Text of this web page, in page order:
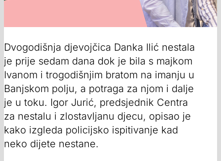
Dvogodišnja djevojčica Danka Ilić nestala
je prije sedam dana dok je bila s majkom
Ivanom i trogodišnjim bratom na imanju u
Banjskom polju, a potraga za njom i dalje
je u toku. Igor Jurić, predsjednik Centra
za nestalu i zlostavljanu djecu, opisao je
kako izgleda policijsko ispitivanje kad
neko dijete nestane.